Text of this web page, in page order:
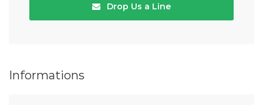
Drop Us a Line
Informations